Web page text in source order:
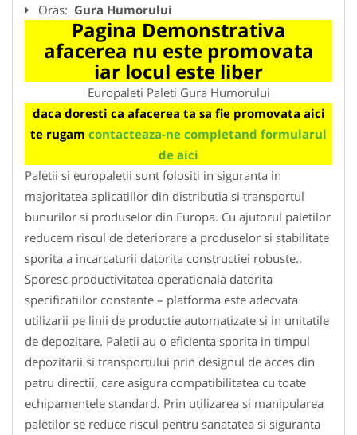
Oras: Gura Humorului
Pagina Demonstrativa
afacerea nu este promovata
iar locul este liber
Europaleti Paleti Gura Humorului
daca doresti ca afacerea ta sa fie promovata aici
te rugam contacteaza-ne completand formularul
de aici
Paletii si europaletii sunt folositi in siguranta in
majoritatea aplicatiilor din distributia si transportul
bunurilor si produselor din Europa. Cu ajutorul paletilor
reducem riscul de deteriorare a produselor si stabilitate
sporita a incarcaturii datorita constructiei robuste..
Sporesc productivitatea operationala datorita
specificatiilor constante – platforma este adecvata
utilizarii pe linii de productie automatizate si in unitatile
de depozitare. Paletii au o eficienta sporita in timpul
depozitarii si transportului prin designul de acces din
patru directii, care asigura compatibilitatea cu toate
echipamentele standard. Prin utilizarea si manipularea
paletilor se reduce riscul pentru sanatatea si siguranta